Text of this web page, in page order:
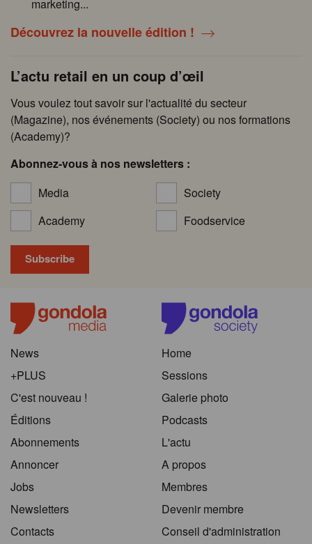
marketing...
Découvrez la nouvelle édition !
L’actu retail en un coup d’œil
Vous voulez tout savoir sur l'actualité du secteur
(Magazine), nos événements (Society) ou nos formations
(Academy)?
Abonnez-vous à nos newsletters :
Media
Society
Academy
Foodservice
News
+PLUS
C'est nouveau !
Éditions
Abonnements
Annoncer
Jobs
Newsletters
Contacts
Home
Sessions
Galerie photo
Podcasts
L'actu
A propos
Membres
Devenir membre
Conseil d'administration